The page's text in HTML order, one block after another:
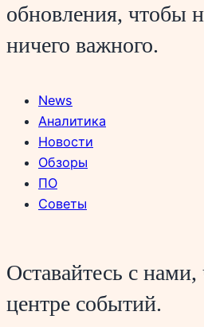
обновления, чтобы
ничего важного.
News
Аналитика
Новости
Обзоры
ПО
Советы
Оставайтесь с
центре событий.